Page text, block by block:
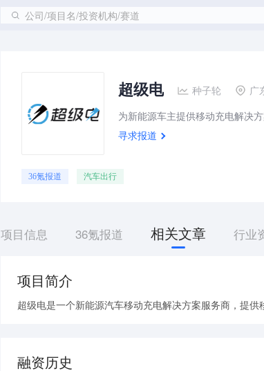
公司/项目名/投资机构/赛道
超级电 种子轮 广
为新能源车主提供移动充电解决
寻求报道
36氪报道 汽车出行
项目信息 36氪报道 相关文章 行业
项目简介
超级电是一个新能源汽车移动充电解决方案服务商，提供
融资历史